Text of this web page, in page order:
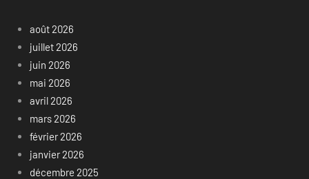
août 2026
juillet 2026
juin 2026
mai 2026
avril 2026
mars 2026
février 2026
janvier 2026
décembre 2025